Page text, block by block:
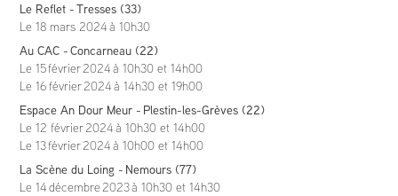
Le Reflet - Tresses (33)
Le 18 mars 2024à 10h30
Au CAC - Concarneau (22)
Le 15 février2024à 10h30 et 14h00
Le 16 février2024à 14h30 et 19h00
Espace An Dour Meur - Plestin-les-Grèves (22)
Le 12 février2024à 10h30 et 14h00
Le 13 février2024à 10h00 et 14h00
La Scène du Loing - Nemours (77)
Le 14 décembre 2023à 10h30 et 14h30